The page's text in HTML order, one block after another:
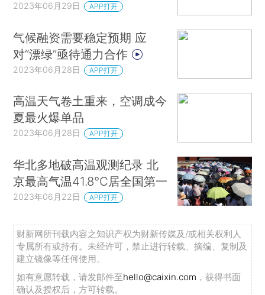
2023年06月29日 APP打开
气候融资需要稳定预期 应
对“漂绿”亟待通力合作
2023年06月28日 APP打开
高温天气卷土重来，空调成今
夏最火爆单品
2023年06月28日 APP打开
华北多地破高温观测纪录 北
京最高气温41.8℃居全国第一
2023年06月22日 APP打开
财新网所刊载内容之知识产权为财新传媒及/或相关权利人
专属所有或持有。未经许可，禁止进行转载、摘编、复制及
建立镜像等任何使用。
如有意愿转载，请发邮件至hello@caixin.com ，获得书面
确认及授权后，方可转载。